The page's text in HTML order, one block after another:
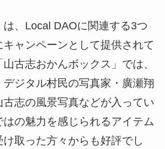
は、Local DAOに関連する3つ
ャンペーンとして提供されて
古志おかんボックス」では、
ジタル村民の写真家・廣瀬翔
志の風景写真などが入ってい
はの魅力を感じられるアイテム
取った方々からも好評でし